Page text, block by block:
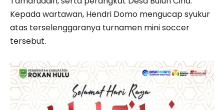
Kepada wartawan, Hendri Domo mengucap syukur
atas terselenggaranya turnamen mini soccer
tersebut.